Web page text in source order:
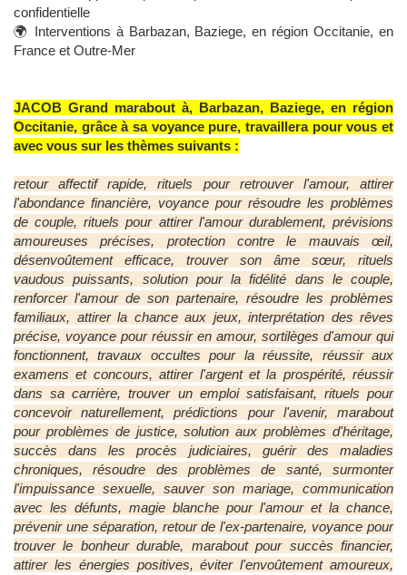
confidentielle
🌍 Interventions à Barbazan, Baziege, en région Occitanie, en
France et Outre-Mer
JACOB Grand marabout à, Barbazan, Baziege, en région
Occitanie, grâce à sa voyance pure, travaillera pour vous et
avec vous sur les thèmes suivants :
retour affectif rapide, rituels pour retrouver l'amour, attirer
l'abondance financière, voyance pour résoudre les problèmes
de couple, rituels pour attirer l'amour durablement, prévisions
amoureuses précises, protection contre le mauvais œil,
désenvoûtement efficace, trouver son âme sœur, rituels
vaudous puissants, solution pour la fidélité dans le couple,
renforcer l'amour de son partenaire, résoudre les problèmes
familiaux, attirer la chance aux jeux, interprétation des rêves
précise, voyance pour réussir en amour, sortilèges d'amour qui
fonctionnent, travaux occultes pour la réussite, réussir aux
examens et concours, attirer l'argent et la prospérité, réussir
dans sa carrière, trouver un emploi satisfaisant, rituels pour
concevoir naturellement, prédictions pour l'avenir, marabout
pour problèmes de justice, solution aux problèmes d'héritage,
succès dans les procès judiciaires, guérir des maladies
chroniques, résoudre des problèmes de santé, surmonter
l'impuissance sexuelle, sauver son mariage, communication
avec les défunts, magie blanche pour l'amour et la chance,
prévenir une séparation, retour de l'ex-partenaire, voyance pour
trouver le bonheur durable, marabout pour succès financier,
attirer les énergies positives, éviter l'envoûtement amoureux,